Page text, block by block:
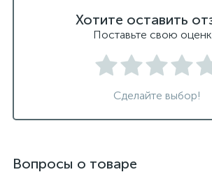
Хотите оставить
Поставьте свою
Сделайте выбор!
Вопросы о товаре